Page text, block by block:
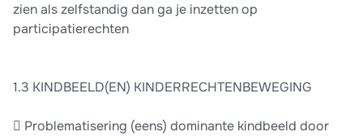
zien als zelfstandig dan ga je inzetten op
participatierechten
1.3 KINDBEELD(EN) KINDERRECHTENBEWEGING
 Problematisering (eens) dominante kindbeeld door